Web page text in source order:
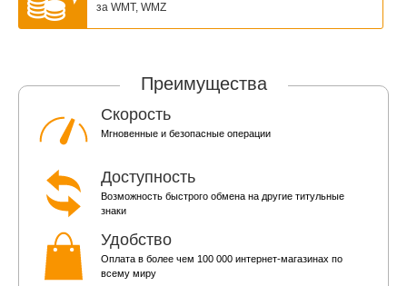
за WMT, WMZ
Преимущества
Скорость
Мгновенные и безопасные операции
Доступность
Возможность быстрого обмена на другие титульные
знаки
Удобство
Оплата в более чем 100 000 интернет-магазинах по
всему миру